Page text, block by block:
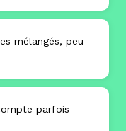
mélangés, peu
parfois